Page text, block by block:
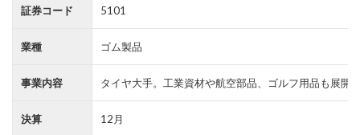
証券コード 5101
業種 ゴム製品
事業内容 タイヤ大手。工業資材や航空部品、ゴルフ用品も展開
決算 12月